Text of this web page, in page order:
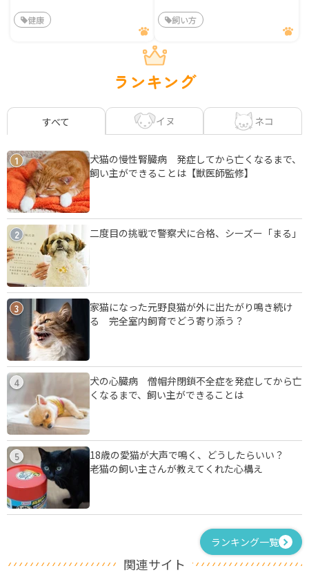
健康 飼い方
ランキング
すべて イヌ ネコ
1
犬猫の慢性腎臓病 発症してから亡くなるまで、
飼い主ができることは【獣医師監修】
2 二度目の挑戦で警察犬に合格、シーズー「まる」
3
家猫になった元野良猫が外に出たがり鳴き続け
る 完全室内飼育でどう寄り添う？
4
犬の心臓病 僧帽弁閉鎖不全症を発症してから亡
くなるまで、飼い主ができることは
5
18歳の愛猫が大声で鳴く、どうしたらいい？
老猫の飼い主さんが教えてくれた心構え
ランキング一覧
関連サイト